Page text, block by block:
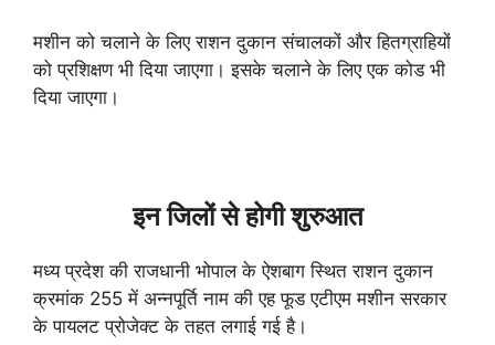
मशीन को चलाने के लिए राशन दुकान संचालकों और हितग्राहियों
को प्रशिक्षण भी दिया जाएगा। इसके चलाने के लिए एक कोड भी
दिया जाएगा।
इन जिलों से होगी शुरुआत
मध्य प्रदेश की राजधानी भोपाल के ऐशबाग स्थित राशन दुकान
क्रमांक 255 में अन्नपूर्ति नाम की एह फूड एटीएम मशीन सरकार
के पायलट प्रोजेक्ट के तहत लगाई गई है।